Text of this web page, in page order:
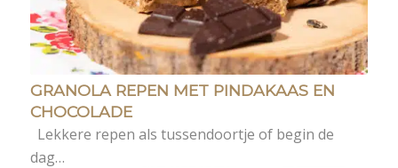
GRANOLA REPEN MET PINDAKAAS EN
CHOCOLADE
Lekkere repen als tussendoortje of begin de
dag…